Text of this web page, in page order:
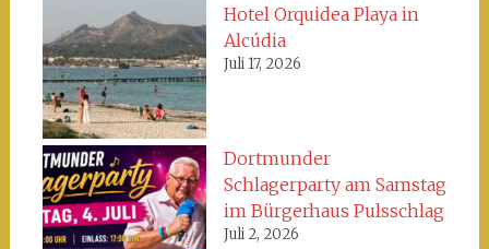
Hotel Orquidea Playa in
Alcúdia
Juli 17, 2026
Dortmunder
Schlagerparty am Samstag
im Bürgerhaus Pulsschlag
Juli 2, 2026